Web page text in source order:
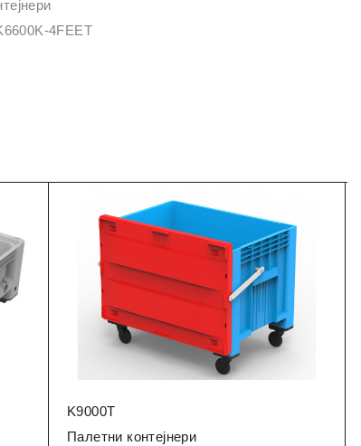
4FEET
K9000T
Палетни контејнери